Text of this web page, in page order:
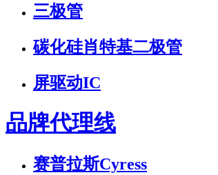
三极管
碳化硅肖特基二极管
屏驱动IC
品牌代理线
赛普拉斯Cyress